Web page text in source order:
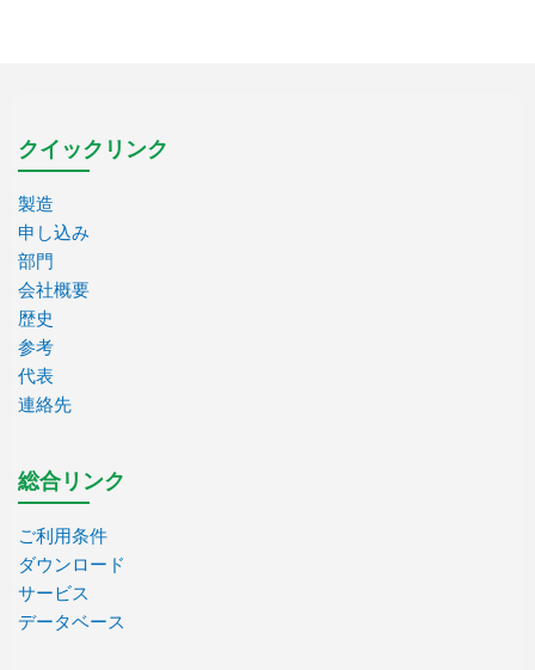
クイックリンク
製造
申し込み
部門
会社概要
歴史
参考
代表
連絡先
総合リンク
ご利用条件
ダウンロード
サービス
データベース